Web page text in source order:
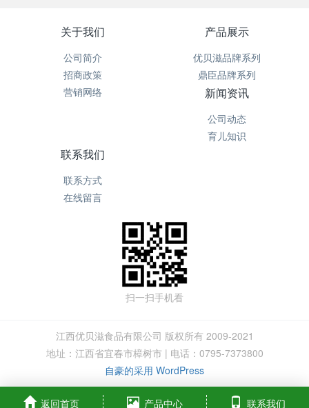
关于我们
公司简介
招商政策
营销网络
产品展示
优贝滋品牌系列
鼎臣品牌系列
新闻资讯
公司动态
育儿知识
联系我们
联系方式
在线留言
扫一扫手机看
江西优贝滋食品有限公司 版权所有 2009-2021
地址：江西省宜春市樟树市 | 电话：0795-7373800
自豪的采用 WordPress
返回首页 产品中心 联系我们